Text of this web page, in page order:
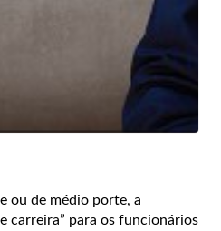
ou de médio porte, a
carreira” para os funcionários